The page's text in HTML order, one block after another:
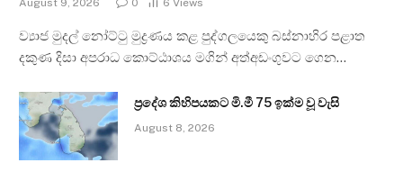
August 9, 2026 0 6 Views
ව්‍යාජ මුදල් නෝට්ටු මුද්‍රණය කළ පුද්ගලයෙකු බස්නාහිර පළාත
දකුණ දිසා අපරාධ කොට්ඨාශය මගින් අත්අඩංගුවට ගෙන…
ප්‍රදේශ කිහිපයකට මි.මී 75 ඉක්ම වූ වැසි
August 8, 2026